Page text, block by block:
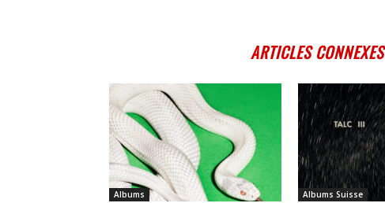
ARTICLES CONNEXES
Albums Albums Suisse